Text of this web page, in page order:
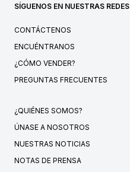
SÍGUENOS EN NUESTRAS REDES
CONTÁCTENOS
ENCUÉNTRANOS
¿CÓMO VENDER?
PREGUNTAS FRECUENTES
¿QUIÉNES SOMOS?
ÚNASE A NOSOTROS
NUESTRAS NOTICIAS
NOTAS DE PRENSA